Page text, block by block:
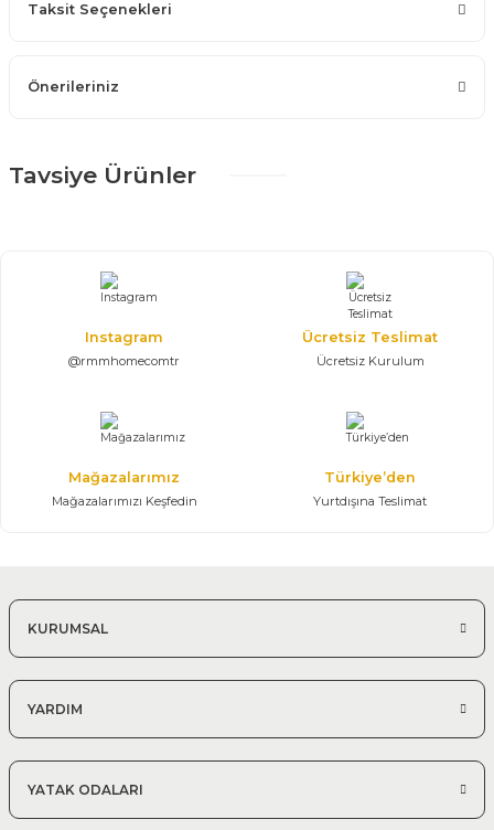
Taksit Seçenekleri
Önerileriniz
Tavsiye Ürünler
232.300,00 TL
Instagram
@rmmhomecomtr
Ücretsiz Teslimat
Ücretsiz Kurulum
Mağazalarımız
Mağazalarımızı Keşfedin
Türkiye’den
Yurtdışına Teslimat
KURUMSAL
YARDIM
YATAK ODALARI